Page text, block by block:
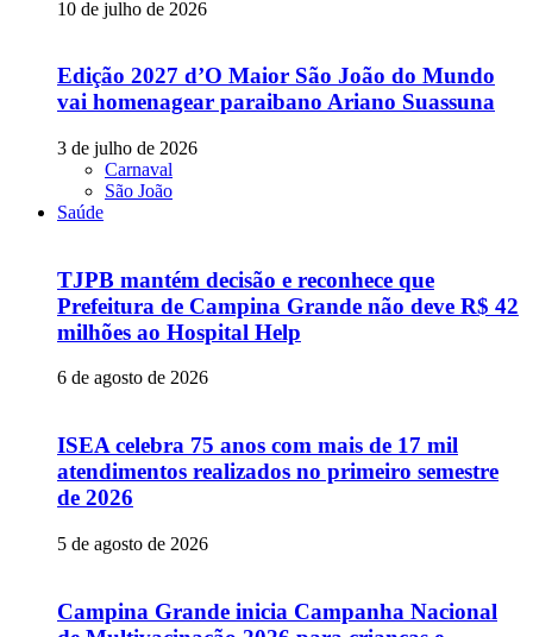
10 de julho de 2026
Edição 2027 d’O Maior São João do Mundo
vai homenagear paraibano Ariano Suassuna
3 de julho de 2026
Carnaval
São João
Saúde
TJPB mantém decisão e reconhece que
Prefeitura de Campina Grande não deve R$ 42
milhões ao Hospital Help
6 de agosto de 2026
ISEA celebra 75 anos com mais de 17 mil
atendimentos realizados no primeiro semestre
de 2026
5 de agosto de 2026
Campina Grande inicia Campanha Nacional